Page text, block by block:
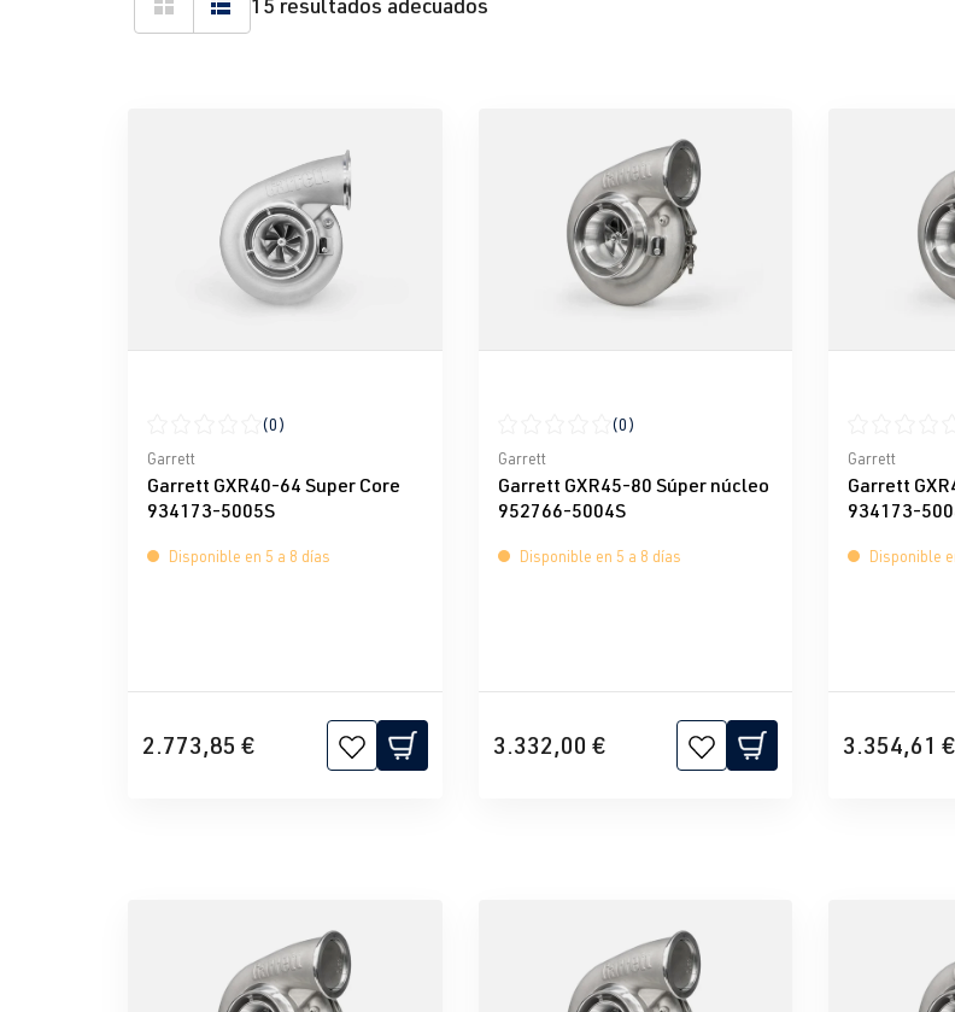
Calificación promedio de 0 de 5 estrellas
(0)
Garrett
Garrett GXR40-64 Super Core
934173-5005S
Disponible en 5 a 8 días
2.773,85 €
Calificación promedio de 0 de 5 estrellas
(0)
Garrett
Garrett GXR45-80 Súper núcleo
952766-5004S
Disponible en 5 a 8 días
3.332,00 €
Calificación
Garrett
Garrett
934173-
Disponible
3.354,61 €